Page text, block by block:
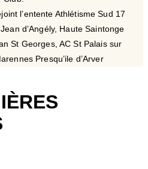
l’entente Athlétisme Sud 17
d’Angély, Haute Saintonge
St Georges, AC St Palais sur
Presqu’ile d’Arver